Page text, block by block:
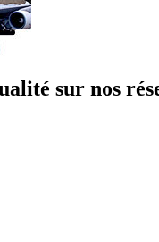
sur nos